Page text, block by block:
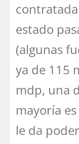
estado
(algunas
ya de 115
mdp, una
mayoría
le da